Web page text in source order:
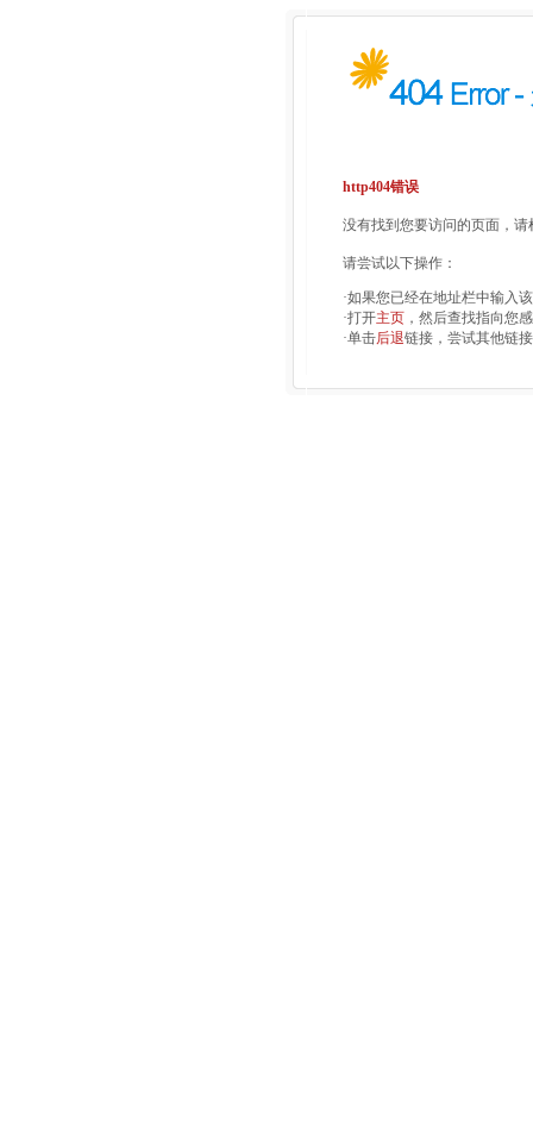
http404错误
没有找到您要访问的页面，
请尝试以下操作：
·如果您已经在地址栏中输入
·打开主页 ，然后查找指向您
·单击后退链接，尝试其他链